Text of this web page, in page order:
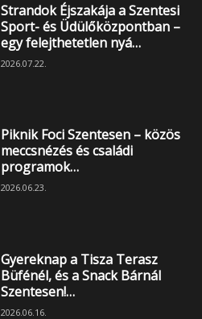
Strandok Éjszakája a Szentesi
Sport- és Üdülőközpontban –
egy felejthetetlen nyá…
2026.07.22.
Piknik Foci Szentesen – közös
meccsnézés és családi
programok…
2026.06.23.
Gyereknap a Tisza Terasz
Büfénél, és a Snack Bárnál
Szentesen!…
2026.06.16.